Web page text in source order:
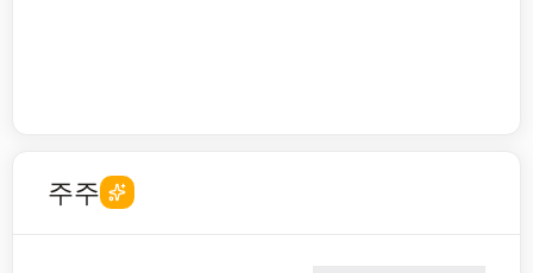
주주